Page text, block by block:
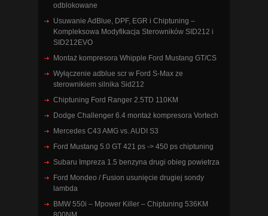
odblokowane
Usuwanie AdBlue, DPF, EGR i Chiptuning –
Kompleksowa Modyfikacja Sterowników SID212 i
SID212EVO
Montaż kompresora Whipple Ford Mustang GT/CS
Wyłączenie adblue scr w Ford S-Max ze
sterownikiem silnika Sid212
Chiptuning Ford Ranger 2.5TD 110KM
Dodge Challenger 6.4 montaż kompresora Vortech
Mercedes C43 AMG vs. AUDI S3
Ford Mustang 5.0 GT 421 ps -> 450 ps chiptuning
Subaru Impreza 1.5 benzyna drugi obieg powietrza
Ford Mondeo / Fusion usunięcie drugiej sondy
lambda
BMW 550i – Mpower Killer – Chiptuning 536KM